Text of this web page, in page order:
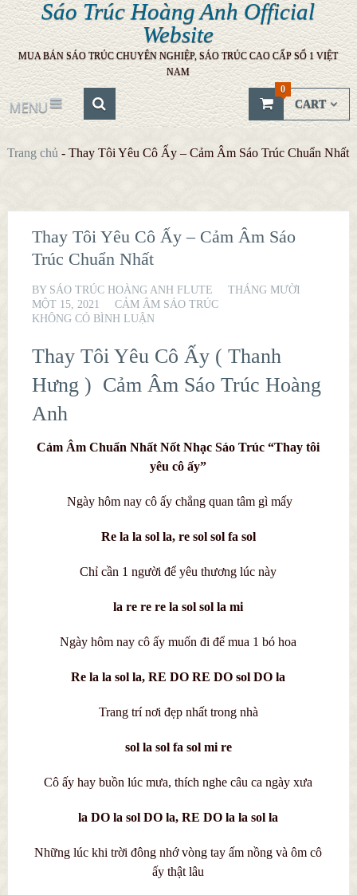
Sáo Trúc Hoàng Anh Official
Website
MUA BÁN SÁO TRÚC CHUYÊN NGHIỆP, SÁO TRÚC CAO CẤP SỐ 1 VIỆT
NAM
MENU CART
0
Trang chủ - Thay Tôi Yêu Cô Ấy – Cảm Âm Sáo Trúc Chuẩn Nhất
Thay Tôi Yêu Cô Ấy – Cảm Âm Sáo
Trúc Chuẩn Nhất
BY SÁO TRÚC HOÀNG ANH FLUTE
THÁNG MƯỜI
MỘT 15, 2021
CẢM ÂM SÁO TRÚC
KHÔNG CÓ BÌNH LUẬN
Thay Tôi Yêu Cô Ấy ( Thanh
Hưng ) Cảm Âm Sáo Trúc Hoàng
Anh
Cảm Âm Chuẩn Nhất Nốt Nhạc Sáo Trúc “Thay tôi
yêu cô ấy”
Ngày hôm nay cô ấy chẳng quan tâm gì mấy
Re la la sol la, re sol sol fa sol
Chỉ cần 1 người để yêu thương lúc này
la re re re la sol sol la mi
Ngày hôm nay cô ấy muốn đi để mua 1 bó hoa
Re la la sol la, RE DO RE DO sol DO la
Trang trí nơi đẹp nhất trong nhà
sol la sol fa sol mi re
Cô ấy hay buồn lúc mưa, thích nghe câu ca ngày xưa
la DO la sol DO la, RE DO la la sol la
Những lúc khi trời đông nhớ vòng tay ấm nồng và ôm cô
ấy thật lâu